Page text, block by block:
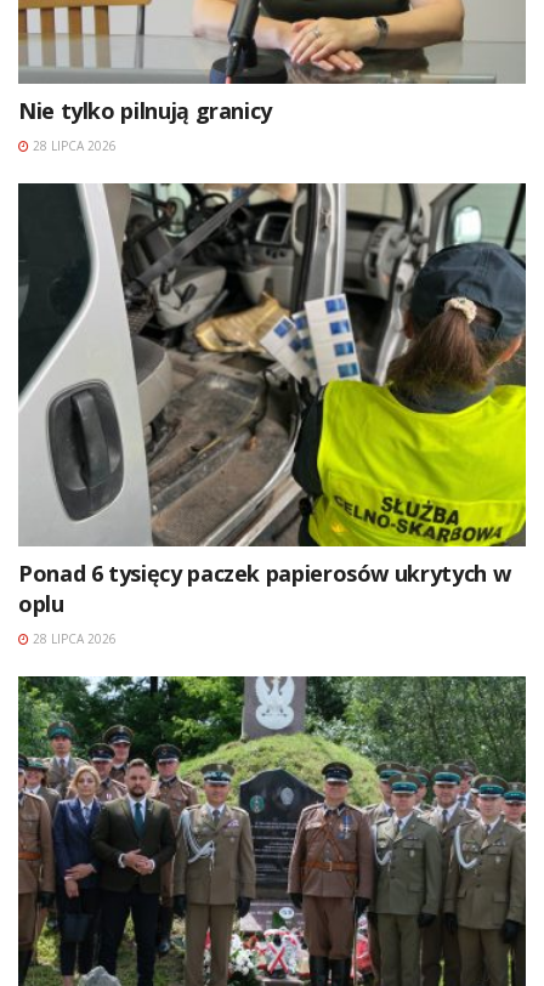
Nie tylko pilnują granicy
28 LIPCA 2026
Ponad 6 tysięcy paczek papierosów ukrytych w
oplu
28 LIPCA 2026